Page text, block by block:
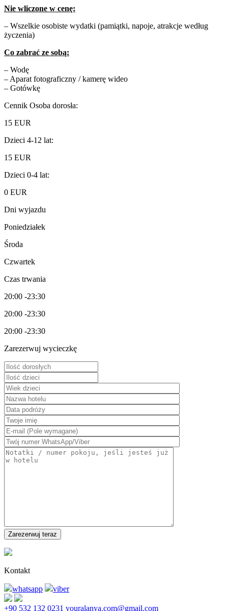
Nie wliczone w cenę:
– Wszelkie osobiste wydatki (pamiątki, napoje, atrakcje według
życzenia)
Co zabrać ze sobą:
– Wodę
– Aparat fotograficzny / kamerę wideo
– Gotówkę
Cennik Osoba dorosła:
15 EUR
Dzieci 4-12 lat:
15 EUR
Dzieci 0-4 lat:
0 EUR
Dni wyjazdu
Poniedziałek
Środa
Czwartek
Czas trwania
20:00 -23:30
20:00 -23:30
20:00 -23:30
Zarezerwuj wycieczkę
Kontakt
whatsapp viber
+90 532 132 0231 youralanya.com@gmail.com